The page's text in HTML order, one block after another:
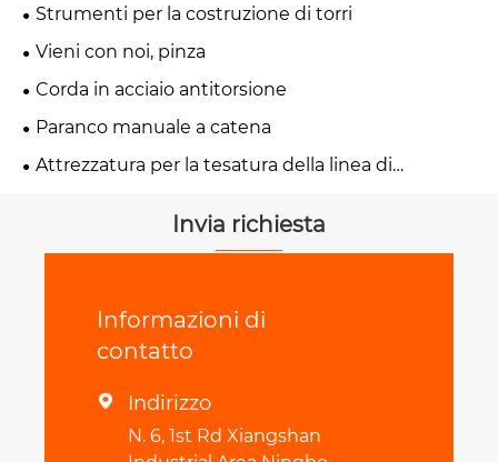
Strumenti per la costruzione di torri
Vieni con noi, pinza
Corda in acciaio antitorsione
Paranco manuale a catena
Attrezzatura per la tesatura della linea di
Invia richiesta
Informazioni di
contatto
 Indirizzo
N. 6, 1st Rd Xiangshan